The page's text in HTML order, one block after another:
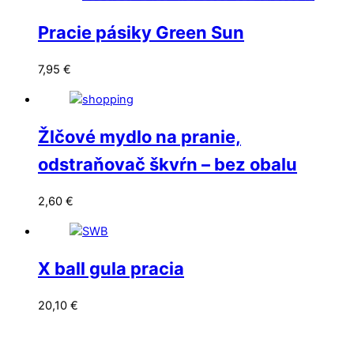
Pracie pásiky Green Sun
7,95 €
Žlčové mydlo na pranie,
odstraňovač škvŕn – bez obalu
2,60 €
X ball gula pracia
20,10 €